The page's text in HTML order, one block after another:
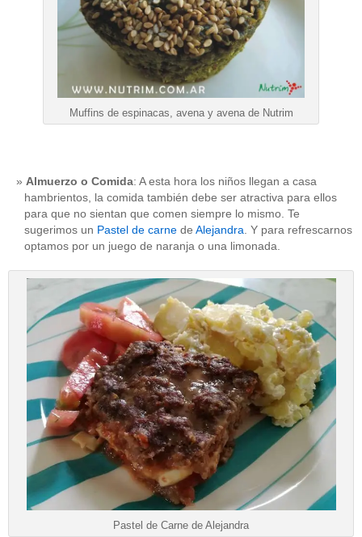
Muffins de espinacas, avena y avena de Nutrim
Almuerzo o Comida: A esta hora los niños llegan a casa
hambrientos, la comida también debe ser atractiva para ellos
para que no sientan que comen siempre lo mismo. Te
sugerimos un Pastel de carne de Alejandra . Y para refrescarnos
optamos por un juego de naranja o una limonada.
Pastel de Carne de Alejandra